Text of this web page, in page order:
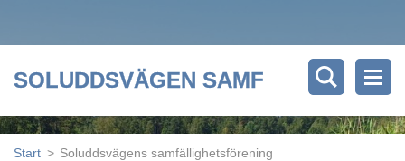
SOLUDDSVÄGEN SAMF
Start > Soluddsvägens samfällighetsförening